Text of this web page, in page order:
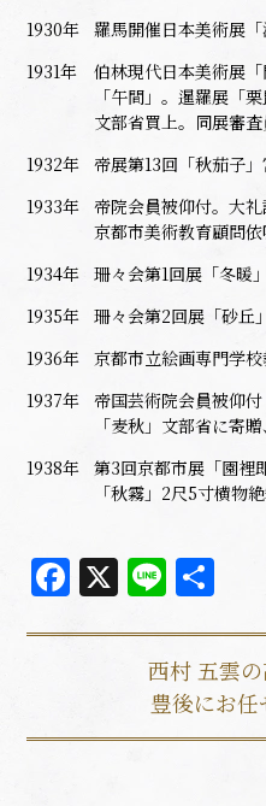
1930年
羅馬開催日本美術展「
1931年
伯林現代日本美術展
「午間」。暹羅展「
文部省買上。同展審査
1932年
帝展第13回「秋茄子
1933年
帝院会員被仰付。大礼
京都市美術教育顧問依
1934年
珊々会第1回展「冬暖」
1935年
珊々会第2回展「砂丘」
1936年
京都市立絵画専門学校
1937年
帝国芸術院会員被仰
「麦秋」文部省に寄
1938年
第3回京都市展「園裡
「秋霧」2尺5寸横物
Facebook
X Line
西村 五雲
豊後にお任